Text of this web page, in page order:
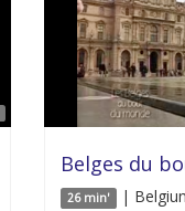
Belges du
26 min' |